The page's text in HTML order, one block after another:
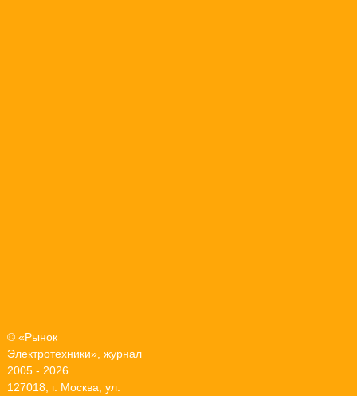
© «Рынок
Электротехники», журнал
2005 - 2026
127018, г. Москва, ул.